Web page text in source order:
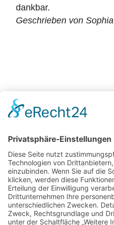
dankbar.
Geschrieben von Sophia
Zurück